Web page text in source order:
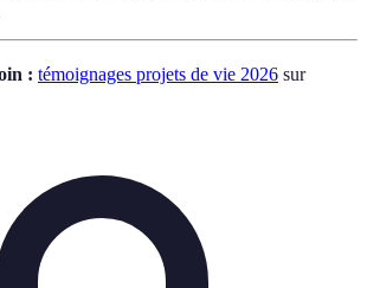
: témoignages projets de vie 2026 sur